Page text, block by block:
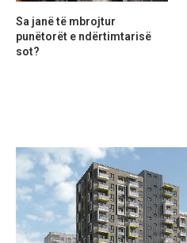
Sa janë të mbrojtur
punëtorët e ndërtimtarisë
sot?